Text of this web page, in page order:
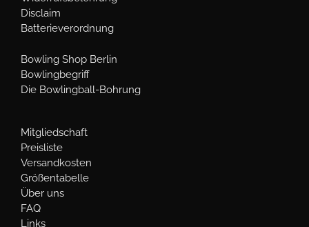
Disclaim
Batterieverordnung
Bowling Shop Berlin
Bowlingbegriff
Die Bowlingball-Bohrung
Mitgliedschaft
Preisliste
Versandkosten
Größentabelle
Über uns
FAQ
Links